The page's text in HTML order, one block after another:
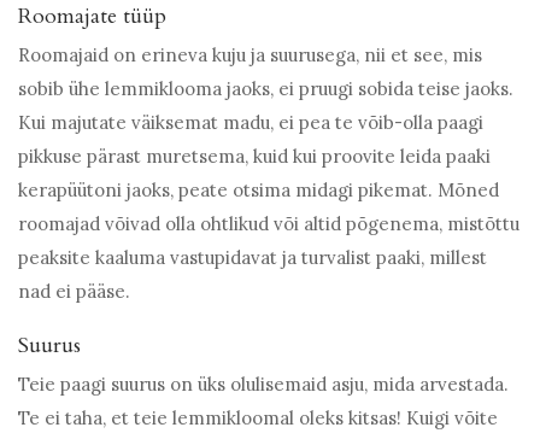
Roomajate tüüp
Roomajaid on erineva kuju ja suurusega, nii et see, mis
sobib ühe lemmiklooma jaoks, ei pruugi sobida teise jaoks.
Kui majutate väiksemat madu, ei pea te võib-olla paagi
pikkuse pärast muretsema, kuid kui proovite leida paaki
kerapüütoni jaoks, peate otsima midagi pikemat. Mõned
roomajad võivad olla ohtlikud või altid põgenema, mistõttu
peaksite kaaluma vastupidavat ja turvalist paaki, millest
nad ei pääse.
Suurus
Teie paagi suurus on üks olulisemaid asju, mida arvestada.
Te ei taha, et teie lemmikloomal oleks kitsas! Kuigi võite